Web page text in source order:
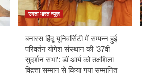
उगता भारत न्यूज़
बनारस हिंदू यूनिवर्सिटी में सम्पन्न हुई
परिवर्तन योगेश संस्थान की ’37वीं
सुदर्शन सभा’: डॉ आर्य को तक्षशिला
विद्वत्ता सम्मान से किया गया सम्मानित